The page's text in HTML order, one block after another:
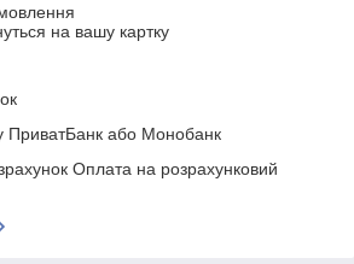
на вашу картку
ПриватБанк або Монобанк
Оплата на розрахунковий